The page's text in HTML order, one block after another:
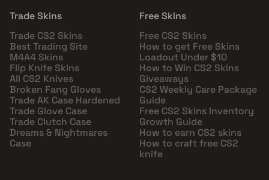
Trade Skins
Trade CS2 Skins
Best Trading Site
M4A4 Skins
Flip Knife Skins
All CS2 Knives
Broken Fang Gloves
Trade AK Case Hardened
Trade Glove Case
Trade Clutch Case
Dreams & Nightmares
Case
Free Skins
Free CS2 Skins
How to get Free Skins
Loadout Under $10
How to Win CS2 Skins
Giveaways
CS2 Weekly Care Package
Guide
Free CS2 Skins Inventory
Growth Guide
How to earn CS2 skins
How to craft free CS2
knife